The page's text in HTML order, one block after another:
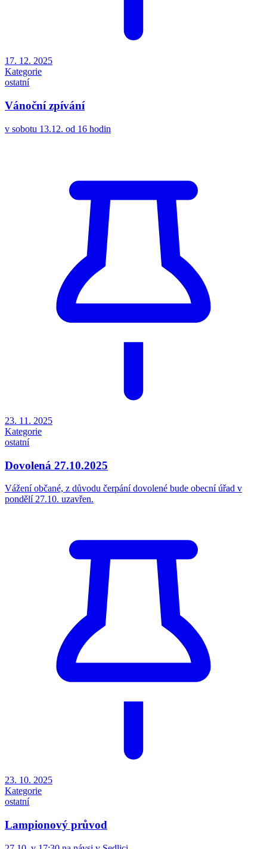
17. 12. 2025
Kategorie
ostatní
Vánoční zpívání
v sobotu 13.12. od 16 hodin
23. 11. 2025
Kategorie
ostatní
Dovolená 27.10.2025
Vážení občané, z důvodu čerpání dovolené bude obecní úřad v
pondělí 27.10. uzavřen.
23. 10. 2025
Kategorie
ostatní
Lampionový průvod